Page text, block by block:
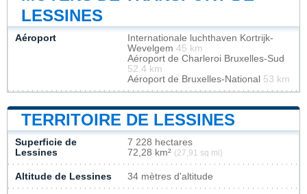
LESSINES
Aéroport
Internationale luchthaven Kortrijk-
Wevelgem 45 km
Aéroport de Charleroi Bruxelles-Sud
52.4 km
Aéroport de Bruxelles-National 53 km
TERRITOIRE DE LESSINES
Superficie de
Lessines
7 228 hectares
72,28 km² (27,91 sq mi)
Altitude de Lessines 34 mètres d'altitude